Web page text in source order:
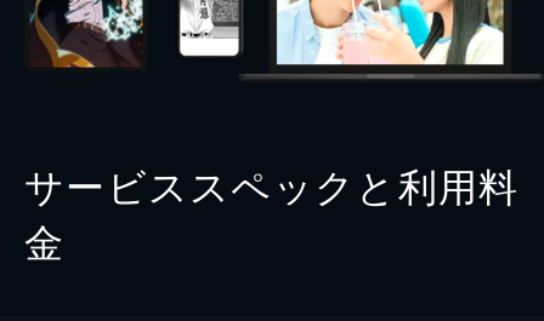
サービススペックと利用料
金